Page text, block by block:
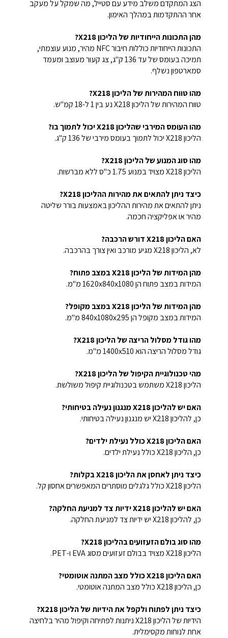
הצג המתקדם משלב מידע עם סטייל, מה שמקל על מעקב
אחר ההתקדמות במהלך האימון.
מהן התכונות הייחודיות של הליכון X218?
התכונות הייחודיות כוללות חיבור NFC מהיר, מנוע עוצמתי,
תמיכה בעומס של עד 136 ק"ג, צג קעור מעוצב ומעמד
סמארטפון נשלף.
מהו טווח המהירות של הליכון X218?
טווח המהירות של הליכון X218 נע בין 1 ל-18 קמ"ש.
מהו העומס המירבי שהליכון X218 יכול לתמוך בו?
הליכון X218 יכול לתמוך בעומס מירבי של 136 ק"ג.
מהו סוג המנוע של הליכון X218?
הליכון X218 מצויד במנוע 1.75 כ"ס ללא מברשות.
כיצד ניתן להתאים את מהירות ההליכון X218?
ניתן להתאים את מהירות ההליכון באמצעות בורר שליטה
מהיר או אפליקציה חכמה.
האם הליכון X218 דורש הרכבה?
לא, הליכון X218 מגיע מורכב ואין צורך בהרכבה.
מהן המידות של הליכון X218 במצב פתוח?
המידות במצב פתוח הן 1620x840x1080 מ"מ.
מהן המידות של הליכון X218 במצב מקופל?
המידות במצב מקופל הן 840x1080x295 מ"מ.
מהו גודל מסלול הריצה של הליכון X218?
גודל מסלול הריצה הוא 1400x510 מ"מ.
מהי טכנולוגיית הקיפול של הליכון X218?
הליכון X218 משתמש בטכנולוגיית קיפול משולשת.
האם יש להליכון X218 מנגנון נעילה בטיחותי?
כן, להליכון X218 יש מנגנון נעילה בטיחותי.
האם הליכון X218 כולל נעילת ילדים?
כן, הליכון X218 כולל נעילת ילדים.
כיצד ניתן לאחסן את הליכון X218 בקלות?
הליכון X218 כולל גלגלים מוסתרים המאפשרים אחסון קל.
האם יש להליכון X218 ידיות צד למניעת החלקה?
כן, להליכון X218 יש ידיות צד למניעת החלקה.
מהו סוג בולם הזעזועים בהליכון X218?
הליכון X218 מצויד בבולם זעזועים מסוג EVA ו-PET.
האם הליכון X218 כולל מצב המתנה אוטומטי?
כן, הליכון X218 כולל מצב המתנה אוטומטי.
כיצד ניתן לפתוח ולקפל את הידיות של הליכון X218?
הידיות של הליכון X218 ניתנות לפתיחה וקיפול מהיר בלחיצה
אחת לנוחות מקסימלית.